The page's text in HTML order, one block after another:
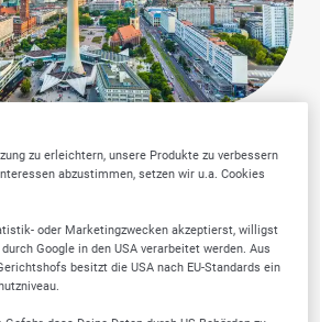
SELLWERK
wählen?
zu erleichtern, unsere Produkte zu verbessern
abzustimmen, setzen wir u.a. Cookies
oder Marketingzwecken akzeptierst, willigst
Google in den USA verarbeitet werden. Aus
besitzt die USA nach EU-Standards ein